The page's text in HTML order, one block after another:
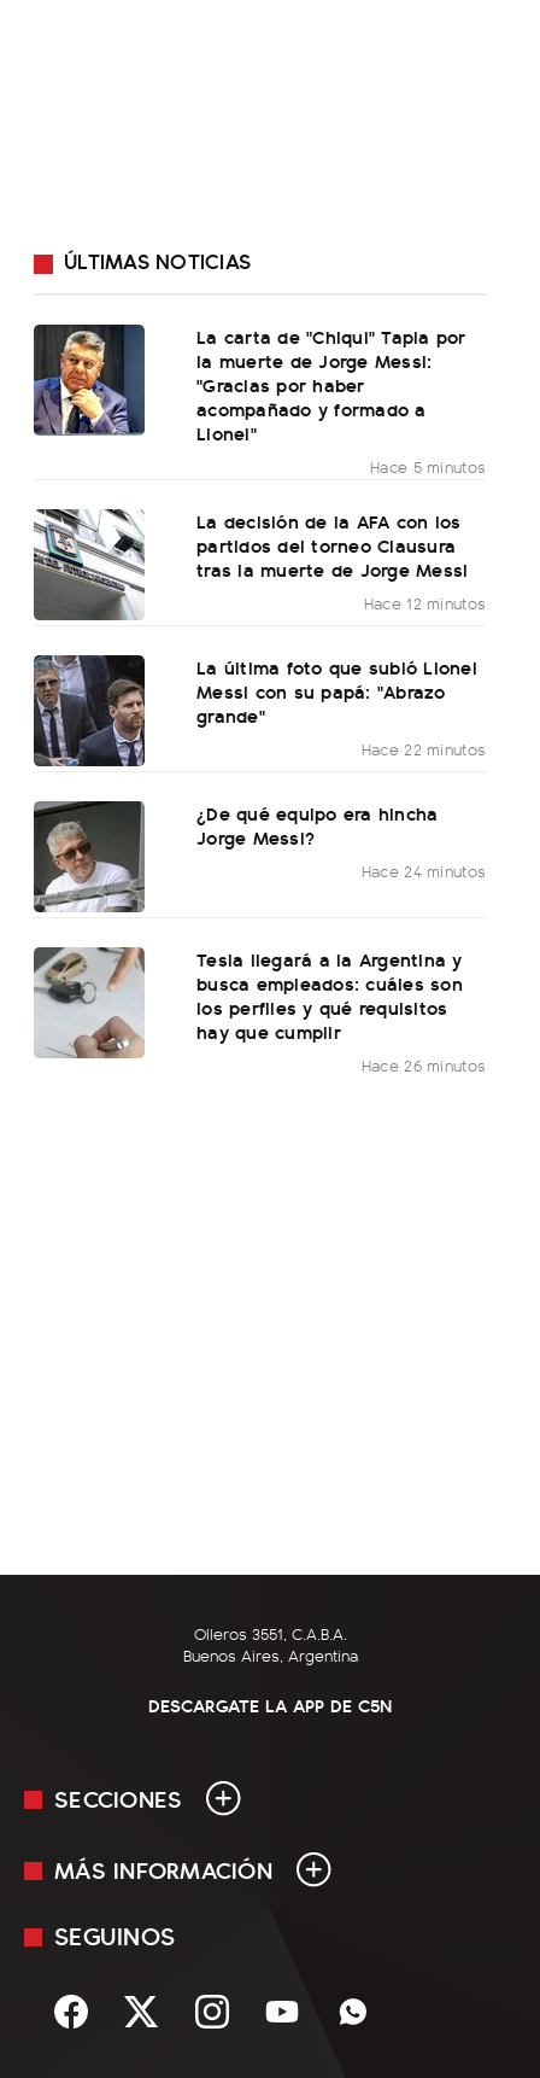
ÚLTIMAS NOTICIAS
La carta de "Chiqui" Tapia por
la muerte de Jorge Messi:
"Gracias por haber
acompañado y formado a
Lionel"
Hace 5 minutos
La decisión de la AFA con los
partidos del torneo Clausura
tras la muerte de Jorge Messi
Hace 12 minutos
La última foto que subió Lionel
Messi con su papá: "Abrazo
grande"
Hace 22 minutos
¿De qué equipo era hincha
Jorge Messi?
Hace 24 minutos
Tesla llegará a la Argentina y
busca empleados: cuáles son
los perfiles y qué requisitos
hay que cumplir
Hace 26 minutos
Olleros 3551, C.A.B.A.
Buenos Aires, Argentina
DESCARGATE LA APP DE C5N
SECCIONES
En Vivo
Sociedad
MÁS INFORMACIÓN
Mediakit
Términos y condiciones
SEGUINOS